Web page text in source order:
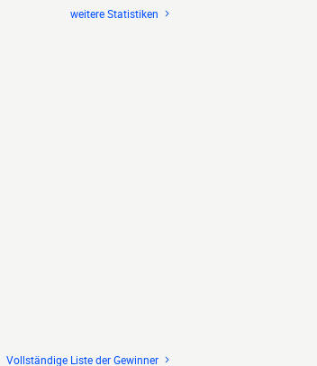
weitere Statistiken
Vollständige Liste der Gewinner